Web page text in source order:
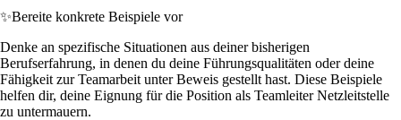
✨Bereite konkrete Beispiele vor
Denke an spezifische Situationen aus deiner bisherigen
Berufserfahrung, in denen du deine Führungsqualitäten oder deine
Fähigkeit zur Teamarbeit unter Beweis gestellt hast. Diese Beispiele
helfen dir, deine Eignung für die Position als Teamleiter Netzleitstelle
zu untermauern.